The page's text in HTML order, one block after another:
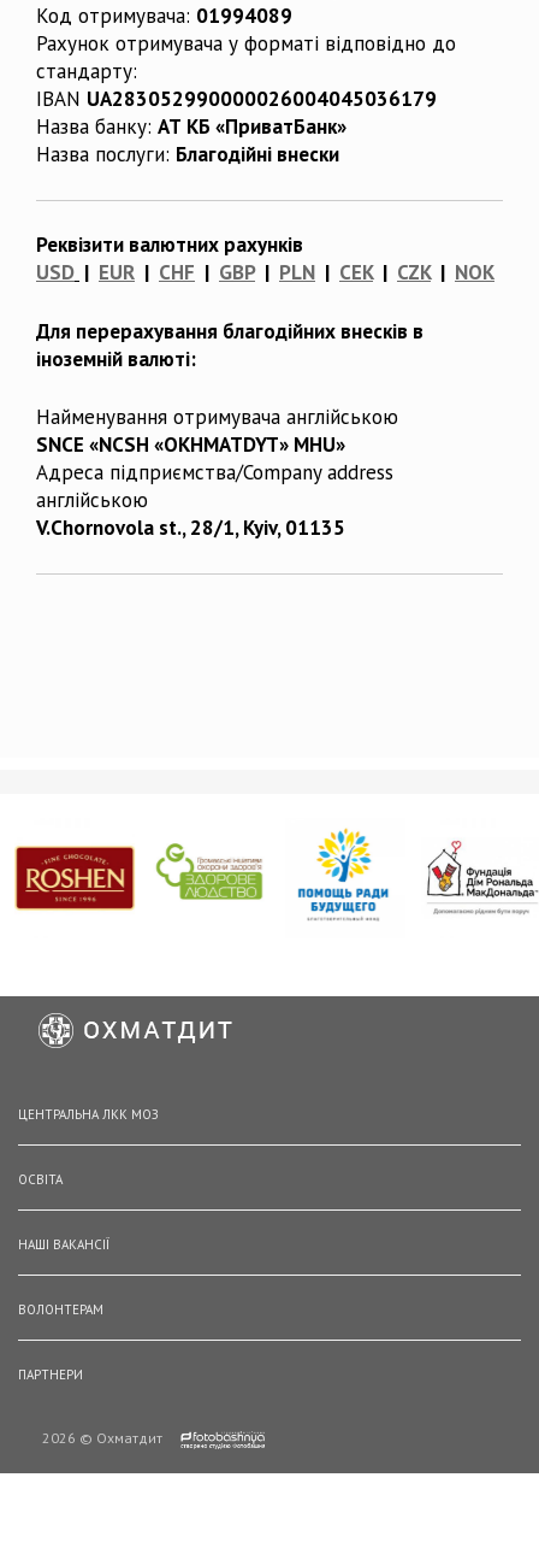
Код отримувача: 01994089
Рахунок отримувача у форматі відповідно до
стандарту:
IBAN UA283052990000026004045036179
Назва банку: АТ КБ «ПриватБанк»
Назва послуги: Благодійні внески
Реквізити валютних рахунків
USD | EUR | CHF | GBP| PLN | CEK| CZK| NOK
Для перерахування благодійних внесків в
іноземній валюті:
Найменування отримувача англійською
SNCE «NCSH «OKHMATDYT» MHU»
Адреса підприємства/Company address
англійською
V.Chornovola st., 28/1, Kyiv, 01135
ЦЕНТРАЛЬНА ЛКК МОЗ
ОСВІТА
НАШІ ВАКАНСІЇ
ВОЛОНТЕРАМ
ПАРТНЕРИ
2026 © Охматдит